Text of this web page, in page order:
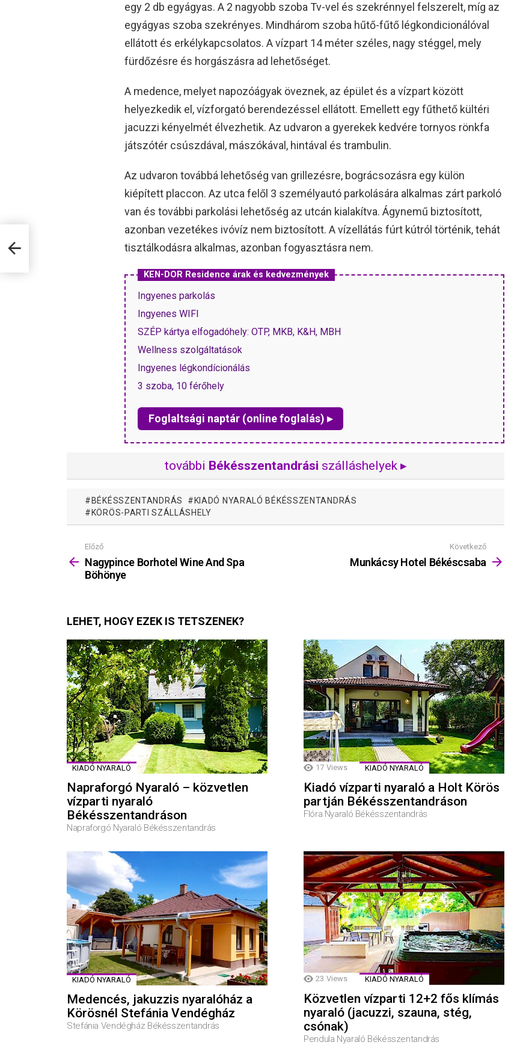
egy 2 db egyágyas. A 2 nagyobb szoba Tv-vel és szekrénnyel felszerelt, míg az
egyágyas szoba szekrényes. Mindhárom szoba hűtő-fűtő légkondicionálóval
ellátott és erkélykapcsolatos. A vízpart 14 méter széles, nagy stéggel, mely
fürdőzésre és horgászásra ad lehetőséget.
A medence, melyet napozóágyak öveznek, az épület és a vízpart között
helyezkedik el, vízforgató berendezéssel ellátott. Emellett egy fűthető kültéri
jacuzzi kényelmét élvezhetik. Az udvaron a gyerekek kedvére tornyos rönkfa
játszótér csúszdával, mászókával, hintával és trambulin.
Az udvaron továbbá lehetőség van grillezésre, bográcsozásra egy külön
kiépített placcon. Az utca felől 3 személyautó parkolására alkalmas zárt parkoló
van és további parkolási lehetőség az utcán kialakítva. Ágynemű biztosított,
azonban vezetékes ivóvíz nem biztosított. A vízellátás fúrt kútról történik, tehát
tisztálkodásra alkalmas, azonban fogyasztásra nem.
KEN-DOR Residence árak és kedvezmények
Ingyenes parkolás
Ingyenes WIFI
SZÉP kártya elfogadóhely: OTP, MKB, K&H, MBH
Wellness szolgáltatások
Ingyenes légkondícionálás
3 szoba, 10 férőhely
Foglaltsági naptár (online foglalás) ▸
további Békésszentandrási szálláshelyek ▸
BÉKÉSSZENTANDRÁS
KIADÓ NYARALÓ BÉKÉSSZENTANDRÁS
KÖRÖS-PARTI SZÁLLÁSHELY
Mutass
többet
Előző
Nagypince Borhotel Wine And Spa
Böhönye
Következő
Munkácsy Hotel Békéscsaba
LEHET, HOGY EZEK IS TETSZENEK?
KIADÓ NYARALÓ
Napraforgó Nyaraló – közvetlen
vízparti nyaraló
Békésszentandráson
Napraforgó Nyaraló Békésszentandrás
17 Views KIADÓ NYARALÓ
Kiadó vízparti nyaraló a Holt Körös
partján Békésszentandráson
Flóra Nyaraló Békésszentandrás
KIADÓ NYARALÓ
Medencés, jakuzzis nyaralóház a
Körösnél Stefánia Vendégház
Stefánia Vendégház Békésszentandrás
23 Views KIADÓ NYARALÓ
Közvetlen vízparti 12+2 fős klímás
nyaraló (jacuzzi, szauna, stég,
csónak)
Pendula Nyaraló Békésszentandrás